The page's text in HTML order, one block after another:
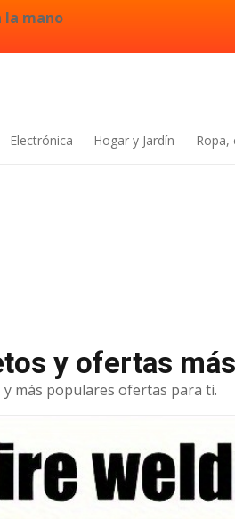
la mano
Electrónica Hogar y Jardín Ropa,
y ofertas
y más populares ofertas para ti.